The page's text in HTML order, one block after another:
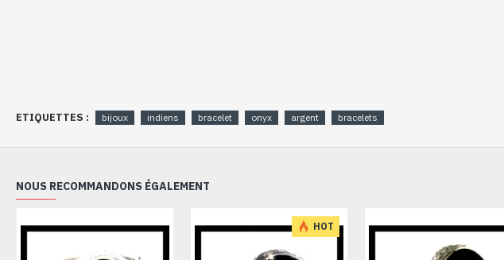
ETIQUETTES : bijoux indiens bracelet onyx argent bracelets
NOUS RECOMMANDONS ÉGALEMENT
HOT